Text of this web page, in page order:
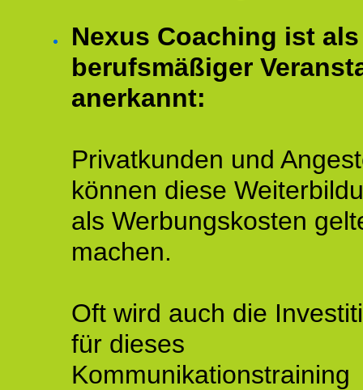
Nexus Coaching ist als
berufsmäßiger
anerkannt:
Privatkunden und
können diese
als Werbungskosten
machen.
Oft wird auch die
für dieses
Kommunikationstraining